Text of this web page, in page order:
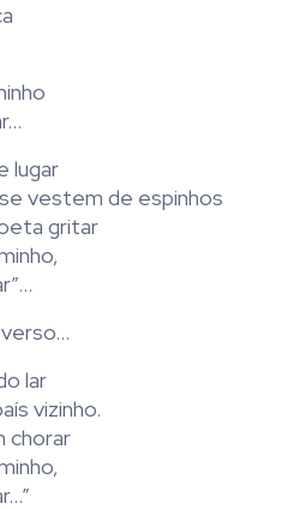
lugar
vestem de espinhos
gritar
lar
vizinho.
chorar